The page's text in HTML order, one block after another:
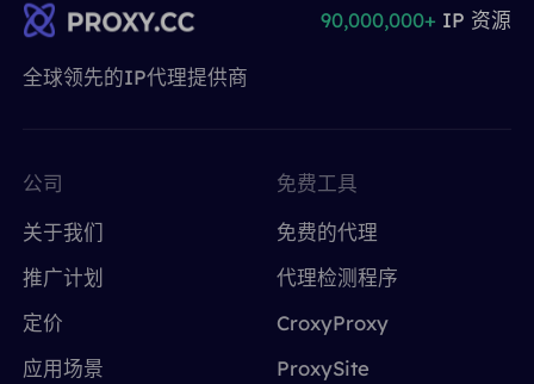
全球领先的IP代理提供商
90,000,000+ IP 资源
公司
关于我们
推广计划
定价
应用场景
免费工具
免费的代理
代理检测程序
CroxyProxy
ProxySite